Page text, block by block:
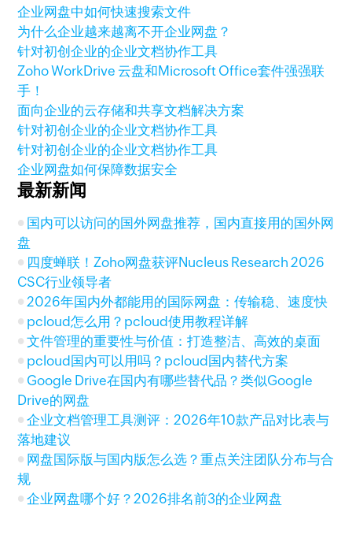
企业网盘中如何快速搜索文件
为什么企业越来越离不开企业网盘？
针对初创企业的企业文档协作工具
Zoho WorkDrive 云盘和Microsoft Office套件强强联
手！
面向企业的云存储和共享文档解决方案
针对初创企业的企业文档协作工具
针对初创企业的企业文档协作工具
企业网盘如何保障数据安全
最新新闻
国内可以访问的国外网盘推荐，国内直接用的国外网
盘
四度蝉联！Zoho网盘获评Nucleus Research 2026
CSC行业领导者
2026年国内外都能用的国际网盘：传输稳、速度快
pcloud怎么用？pcloud使用教程详解
文件管理的重要性与价值：打造整洁、高效的桌面
pcloud国内可以用吗？pcloud国内替代方案
Google Drive在国内有哪些替代品？类似Google
Drive的网盘
企业文档管理工具测评：2026年10款产品对比表与
落地建议
网盘国际版与国内版怎么选？重点关注团队分布与合
规
企业网盘哪个好？2026排名前3的企业网盘